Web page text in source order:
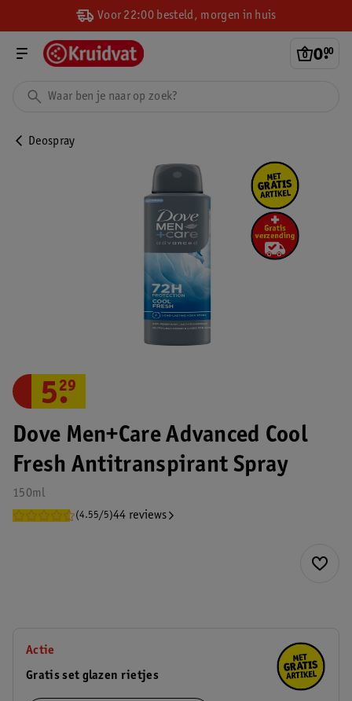
Voor 22:00 besteld, morgen in huis
0.
00
Deospray
Dove Men+Care Advanced Cool
Fresh Antitranspirant Spray
150ml
(4.55/5)44 reviews
5.
29
Actie
Gratis set glazen rietjes